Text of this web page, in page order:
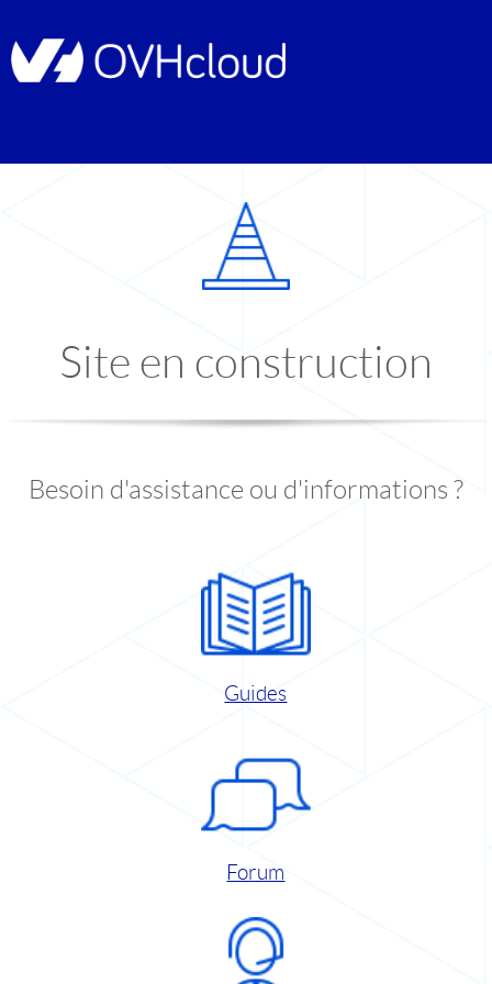
Site en construction
Besoin d'assistance ou d'informations ?
Guides
Forum